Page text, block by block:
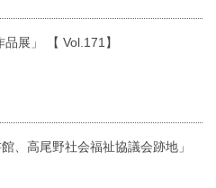
品展」 【 Vol.171】
館、高尾野社会福祉協議会跡地」